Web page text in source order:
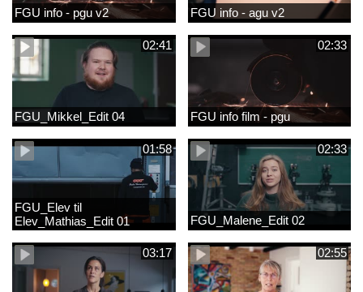
FGU info - pgu v2 FGU info - agu v2
02:41
FGU_Mikkel_Edit 04
02:33
FGU info film - pgu
01:58
FGU_Elev til
Elev_Mathias_Edit 01
02:33
FGU_Malene_Edit 02
03:17 02:55